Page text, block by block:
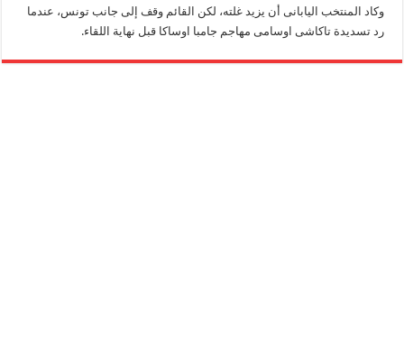
وكاد المنتخب اليابانى أن يزيد غلته، لكن القائم وقف إلى جانب تونس، عندما
رد تسديدة تاكاشى اوسامى مهاجم جامبا اوساكا قبل نهاية اللقاء.